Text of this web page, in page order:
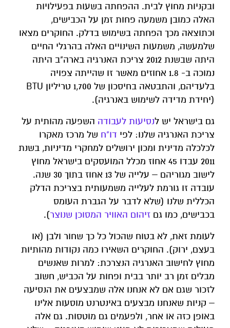
ובקניות מחוץ לבית. ההפחתה בשעות בפעילויות
האלה כמובן משמעה פחות זמן על הכבישים,
וכתוצאה מכך הפחתה בשימוש בדלק. החוקרים מצאו
שלמעשה, משמעות השינויים האלה בהרגלי החיים
היתה שבשנת 2012 צריכת האנרגיה בארה"ב היתה
נמוכה ב- 1.8 אחוזים מאשר זו שהייתה צפויה
בלעדיהם, והתבטאה בחיסכון של 1,700 טריליון BTU
(יחידת מדידה לשימוש באנרגיה).
גם בישראל יש לנסיעות לעבודה השפעה מהותית על
צריכת האנרגיה שלנו: לפי דו"ח של מרכז מאקרו
לכלכלה מדינית ומכון ירושלים למחקרי מדיניות, בשנת
2011 עבדו 45 אחוז מכלל המועסקים בישראל מחוץ
לישוב מגוריהם – עלייה של 13 אחוז בתוך 30 שנה.
עובדה זו גורמת לעלייה משמעותית בצריכת הדלק
הכללית שלנו (שלא לדבר על הגברת העומס
בכבישים, כמו גם זיהום האוויר המסוכן שנוצר).
לעומת זאת, לא בטוח שהכול כל כך שחור ולבן (או
בעצם, ירוק). החוקרים השאירו כמה נקודות מהותיות
מחוץ לחישוב האנרגיה הנצרכת: למרות שאנשים
מבלים זמן רב יותר בבית ופחות על הכביש, חשוב
לזכור שגם אם לא אנחנו אלה שמבצעים את הנסיעה
– קניות שאנחנו מבצעים באינטרנט מוסעות אלינו
באופן כזה או אחר, ולפעמים גם מוטסות. גם אלה